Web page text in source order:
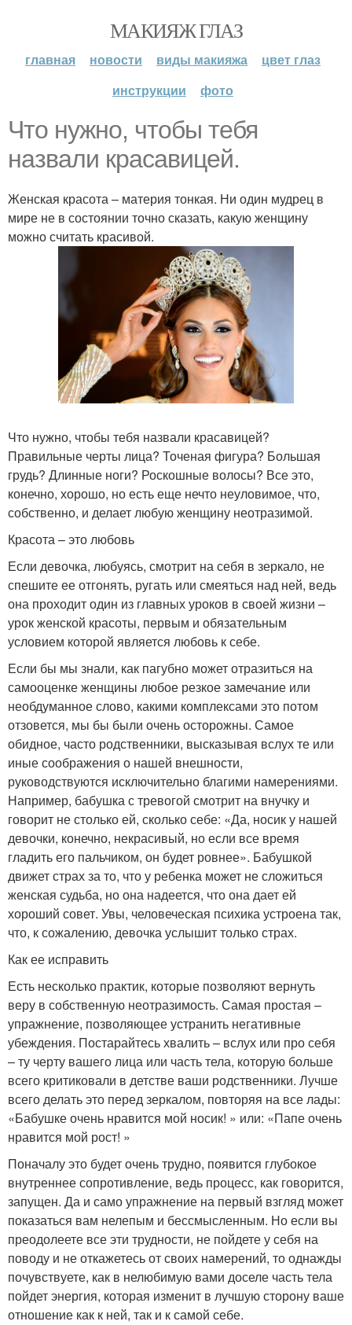
МАКИЯЖ ГЛАЗ
главная новости виды макияжа
цвет глаз
инструкции
фото
Что нужно, чтобы тебя
назвали красавицей.
Женская красота – материя тонкая. Ни один мудрец в
мире не в состоянии точно сказать, какую женщину
можно считать красивой.
Что нужно, чтобы тебя назвали красавицей?
Правильные черты лица? Точеная фигура? Большая
грудь? Длинные ноги? Роскошные волосы? Все это,
конечно, хорошо, но есть еще нечто неуловимое, что,
собственно, и делает любую женщину неотразимой.
Красота – это любовь
Если девочка, любуясь, смотрит на себя в зеркало, не
спешите ее отгонять, ругать или смеяться над ней, ведь
она проходит один из главных уроков в своей жизни –
урок женской красоты, первым и обязательным
условием которой является любовь к себе.
Если бы мы знали, как пагубно может отразиться на
самооценке женщины любое резкое замечание или
необдуманное слово, какими комплексами это потом
отзовется, мы бы были очень осторожны. Самое
обидное, часто родственники, высказывая вслух те или
иные соображения о нашей внешности,
руководствуются исключительно благими намерениями.
Например, бабушка с тревогой смотрит на внучку и
говорит не столько ей, сколько себе: «Да, носик у нашей
девочки, конечно, некрасивый, но если все время
гладить его пальчиком, он будет ровнее». Бабушкой
движет страх за то, что у ребенка может не сложиться
женская судьба, но она надеется, что она дает ей
хороший совет. Увы, человеческая психика устроена так,
что, к сожалению, девочка услышит только страх.
Как ее исправить
Есть несколько практик, которые позволяют вернуть
веру в собственную неотразимость. Самая простая –
упражнение, позволяющее устранить негативные
убеждения. Постарайтесь хвалить – вслух или про себя
– ту черту вашего лица или часть тела, которую больше
всего критиковали в детстве ваши родственники. Лучше
всего делать это перед зеркалом, повторяя на все лады:
«Бабушке очень нравится мой носик! » или: «Папе очень
нравится мой рост! »
Поначалу это будет очень трудно, появится глубокое
внутреннее сопротивление, ведь процесс, как говорится,
запущен. Да и само упражнение на первый взгляд может
показаться вам нелепым и бессмысленным. Но если вы
преодолеете все эти трудности, не пойдете у себя на
поводу и не откажетесь от своих намерений, то однажды
почувствуете, как в нелюбимую вами доселе часть тела
пойдет энергия, которая изменит в лучшую сторону ваше
отношение как к ней, так и к самой себе.